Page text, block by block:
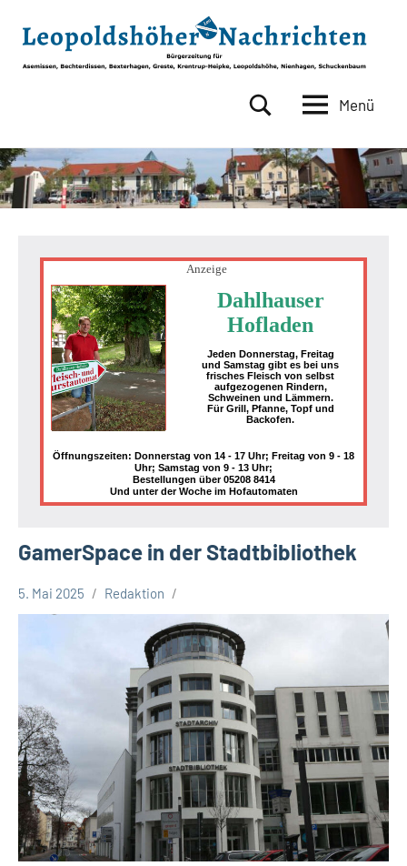
Inhalt
springen
Nachrichten
Asemissen,
Bechterdissen,
Bexterhagen,
Leopoldshöhe,
Nienhagen,
Schuckenbaum
Menü
Anzeige
Dahlhauser
Hofladen
Jeden Donnerstag, Freitag
und Samstag gibt es bei uns
frisches Fleisch von selbst
aufgezogenen Rindern,
Schweinen und Lämmern.
Für Grill, Pfanne, Topf und
Backofen.
Öffnungszeiten: Donnerstag von 14 - 17 Uhr; Freitag von 9 - 18
Uhr; Samstag von 9 - 13 Uhr;
Bestellungen über 05208 8414
Und unter der Woche im Hofautomaten
GamerSpace in der Stadtbibliothek
5. Mai 2025 Redaktion